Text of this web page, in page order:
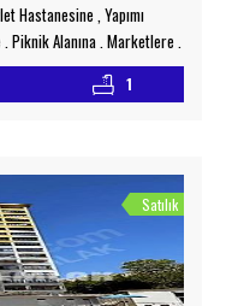
Hastanesine , Yapımı
Piknik Alanına , Marketlere ,
Site İçerisinde Olan
Bulunmaktadır 7/24
1
Satılık